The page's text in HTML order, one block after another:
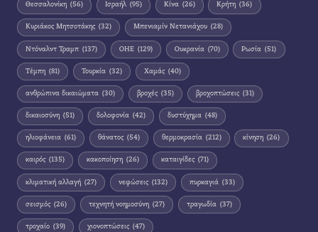
Θεσσαλονίκη (56) Ισραήλ (95) Κίνα (26) Κρήτη (36)
Κυριάκος Μητσοτάκης (32) Μπενιαμίν Νετανιάχου (28)
Ντόναλντ Τραμπ (137) ΟΗΕ (129) Ουκρανία (70) Ρωσία (51)
Τέμπη (81) Τουρκία (32) Χαμάς (40)
ανθρώπινα δικαιώματα (30) βροχές (35) βροχοπτώσεις (31)
δικαιοσύνη (51) δολοφονία (42) δυστύχημα (48)
ηλιοφάνεια (61) θάνατος (54) θερμοκρασία (212) κίνηση (26)
καιρός (135) κακοποίηση (26) καταιγίδες (71)
κλιματική αλλαγή (27) νεφώσεις (132) πυρκαγιά (33)
σεισμός (26) τεχνητή νοημοσύνη (27) τραγωδία (37)
τροχαίο (39) χιονοπτώσεις (47)